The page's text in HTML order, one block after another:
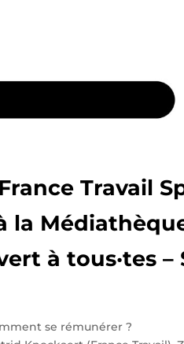
Travail
la
à tous·tes
se rémunérer ?